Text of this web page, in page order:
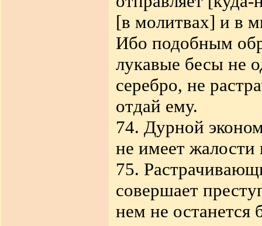
[в молитвах] и в
Ибо подобным
лукавые бесы не
серебро, не
отдай ему.
74. Дурной
не имеет
75.
совершает
нем не останется